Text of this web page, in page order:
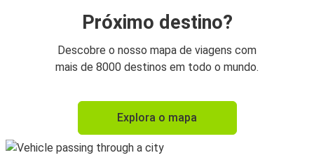
Próximo destino?
Descobre o nosso mapa de viagens com
mais de 8000 destinos em todo o mundo.
Explora o mapa